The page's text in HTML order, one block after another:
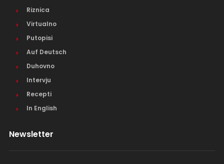
Riznica
Virtualno
Putopisi
Auf Deutsch
Duhovno
Intervju
Recepti
In English
Newsletter